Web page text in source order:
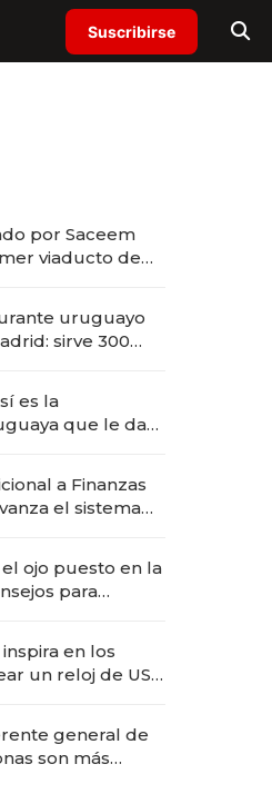
Suscribirse
por Saceem
viaducto de
uruguayo
sirve 300
es la
que le da
a Finanzas
el sistema
ojo puesto en la
para
en los
un reloj de US$
general de
son más